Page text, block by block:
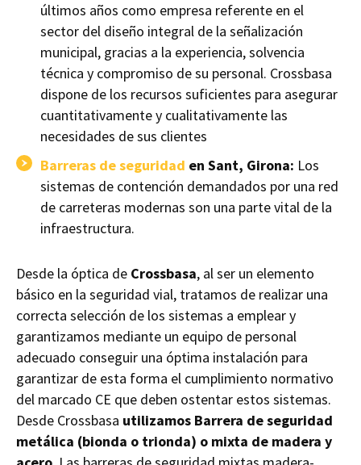
últimos años como empresa referente en el
sector del diseño integral de la señalización
municipal, gracias a la experiencia, solvencia
técnica y compromiso de su personal. Crossbasa
dispone de los recursos suficientes para asegurar
cuantitativamente y cualitativamente las
necesidades de sus clientes
Barreras de seguridad en Sant, Girona: Los
sistemas de contención demandados por una red
de carreteras modernas son una parte vital de la
infraestructura.
Desde la óptica de Crossbasa, al ser un elemento
básico en la seguridad vial, tratamos de realizar una
correcta selección de los sistemas a emplear y
garantizamos mediante un equipo de personal
adecuado conseguir una óptima instalación para
garantizar de esta forma el cumplimiento normativo
del marcado CE que deben ostentar estos sistemas.
Desde Crossbasa utilizamos Barrera de seguridad
metálica (bionda o trionda) o mixta de madera y